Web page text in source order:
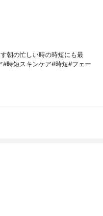
朝の忙しい時の時短にも最
時短スキンケア#時短#フェー